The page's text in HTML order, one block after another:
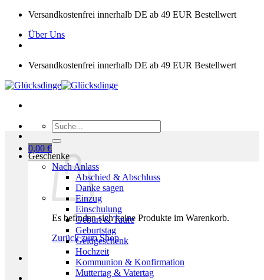
Zum
springen
Versandkostenfrei innerhalb DE ab 49 EUR Bestellwert
Über Uns
Versandkostenfrei innerhalb DE ab 49 EUR Bestellwert
Suchen
nach:
0,00 €
Es befinden sich keine Produkte im Warenkorb.
Zurück zum Shop
Geschenke
Nach Anlass
Abschied & Abschluss
Danke sagen
Einzug
Einschulung
Geburt & Taufe
Geburtstag
Geldgeschenk
Hochzeit
Kommunion & Konfirmation
Muttertag & Vatertag